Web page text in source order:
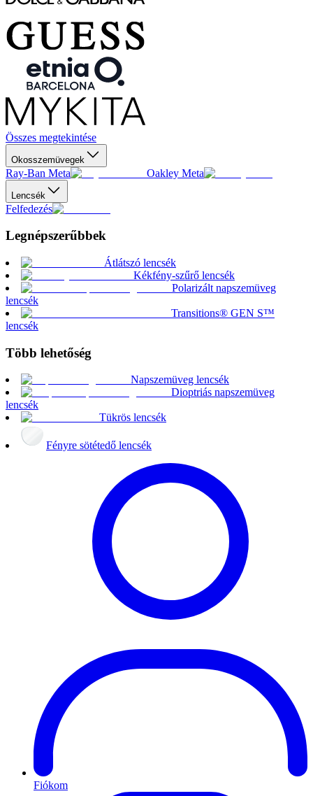
Összes megtekintése
Okosszemüvegek
Ray-Ban Meta Oakley Meta
Lencsék
Felfedezés
Legnépszerűbbek
Átlátszó lencsék
Kékfény-szűrő lencsék
Polarizált napszemüveg
lencsék
Transitions® GEN S™
lencsék
Több lehetőség
Napszemüveg lencsék
Dioptriás napszemüveg
lencsék
Tükrös lencsék
Fényre sötétedő lencsék
Fiókom